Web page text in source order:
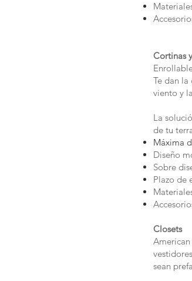
Cortinas
Te dan
viento y
La
de tu
Máxima
Diseño
Sobre
Plazo de
Closets
sean